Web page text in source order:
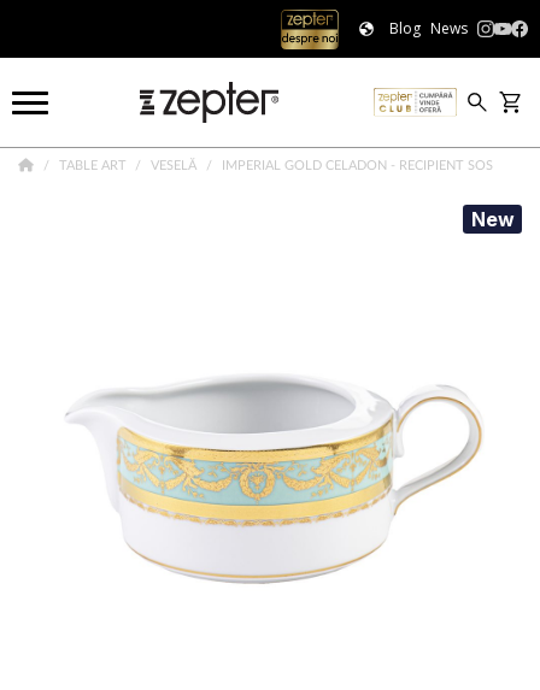
Blog News
TABLE ART VESELĂ IMPERIAL GOLD CELADON - RECIPIENT SOS
New